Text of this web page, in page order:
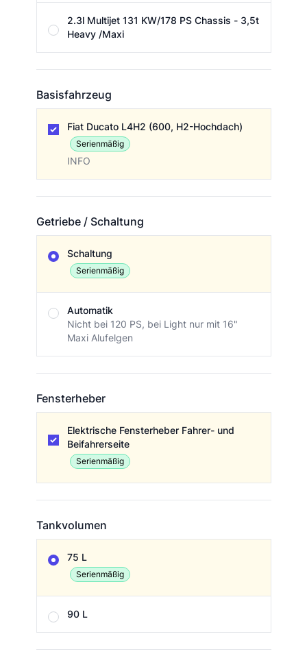
2.3l Multijet 131 KW/178 PS Chassis - 3,5t
Heavy /Maxi
Basisfahrzeug
Fiat Ducato L4H2 (600, H2-Hochdach)
Serienmäßig
INFO
Getriebe / Schaltung
Schaltung
Serienmäßig
Automatik
Nicht bei 120 PS, bei Light nur mit 16"
Maxi Alufelgen
Fensterheber
Elektrische Fensterheber Fahrer- und
Beifahrerseite
Serienmäßig
Tankvolumen
75 L
Serienmäßig
90 L